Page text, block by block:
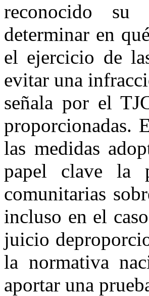
reconocido su
determinar en
el ejercicio de
evitar una
señala por el
proporcionadas.
las medidas
papel clave la
comunitarias
incluso en el
juicio
la normativa
aportar una